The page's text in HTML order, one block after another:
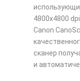
4800x4800
Canon
сканер
и